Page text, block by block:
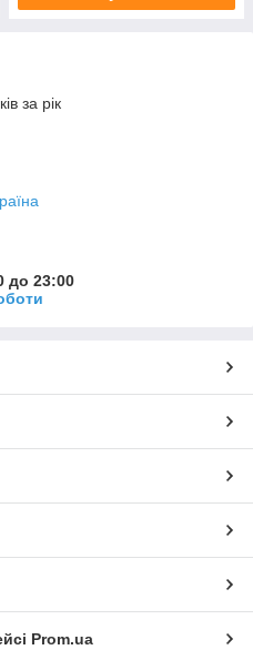
за рік
до 23:00
Prom.ua